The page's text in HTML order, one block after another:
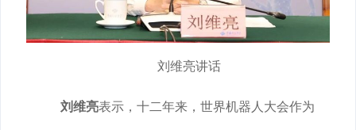
刘维亮讲话
刘维亮表示，十二年来，世界机器人大会作为